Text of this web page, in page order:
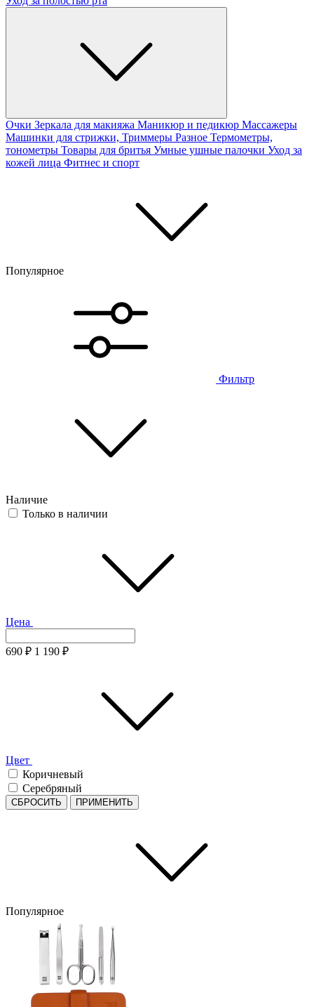
Очки Зеркала для макияжа Маникюр и педикюр Массажеры
Машинки для стрижки, Триммеры Разное Термометры,
тонометры Товары для бритья Умные ушные палочки Уход за
кожей лица Фитнес и спорт
Популярное
Фильтр
Наличие
Только в наличии
Цена
690 ₽ 1 190 ₽
Цвет
Коричневый
Серебряный
СБРОСИТЬ ПРИМЕНИТЬ
Популярное